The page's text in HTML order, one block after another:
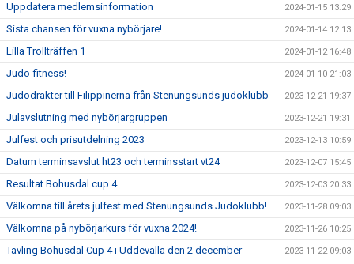
Uppdatera medlemsinformation 2024-01-15 13:29
Sista chansen för vuxna nybörjare! 2024-01-14 12:13
Lilla Trollträffen 1 2024-01-12 16:48
Judo-fitness! 2024-01-10 21:03
Judodräkter till Filippinerna från Stenungsunds judoklubb 2023-12-21 19:37
Julavslutning med nybörjargruppen 2023-12-21 19:31
Julfest och prisutdelning 2023 2023-12-13 10:59
Datum terminsavslut ht23 och terminsstart vt24 2023-12-07 15:45
Resultat Bohusdal cup 4 2023-12-03 20:33
Välkomna till årets julfest med Stenungsunds Judoklubb! 2023-11-28 09:03
Välkomna på nybörjarkurs för vuxna 2024! 2023-11-26 10:25
Tävling Bohusdal Cup 4 i Uddevalla den 2 december 2023-11-22 09:03